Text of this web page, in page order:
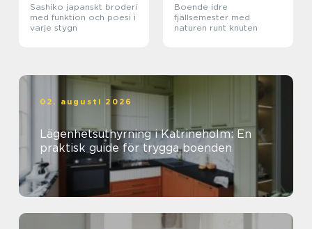
Sashiko japanskt broderi
med funktion och poesi i
varje stygn
Boende idre
fjällsemester med
naturen runt knuten
02. augusti 2026
Lägenhetsuthyrning i Katrineholm: En
praktisk guide för trygga boenden